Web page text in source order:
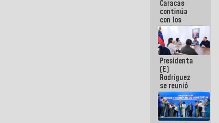
Caracas
continúa
con los
trabajos de
mantenimiento
e inspección
en la Línea 2
Presidenta
(E)
Rodríguez
se reunió
con Estado
Mayor
Eléctrico
para